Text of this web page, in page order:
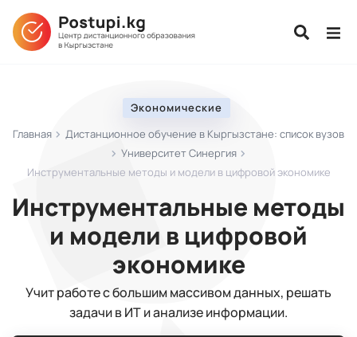
Экономические
Главная
Дистанционное обучение в Кыргызстане: список вузов
Университет Синергия
Инструментальные методы и модели в цифровой экономике
Инструментальные методы
и модели в цифровой
экономике
Учит работе с большим массивом данных, решать
задачи в ИТ и анализе информации.